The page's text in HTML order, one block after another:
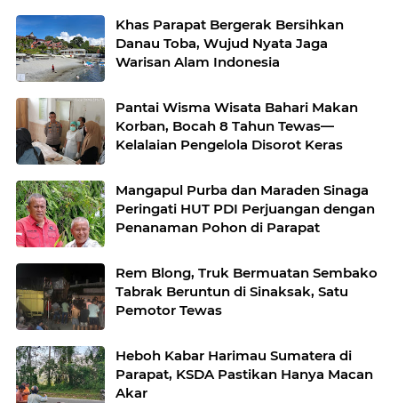
Khas Parapat Bergerak Bersihkan
Danau Toba, Wujud Nyata Jaga
Warisan Alam Indonesia
Pantai Wisma Wisata Bahari Makan
Korban, Bocah 8 Tahun Tewas—
Kelalaian Pengelola Disorot Keras
Mangapul Purba dan Maraden Sinaga
Peringati HUT PDI Perjuangan dengan
Penanaman Pohon di Parapat
Rem Blong, Truk Bermuatan Sembako
Tabrak Beruntun di Sinaksak, Satu
Pemotor Tewas
Heboh Kabar Harimau Sumatera di
Parapat, KSDA Pastikan Hanya Macan
Akar